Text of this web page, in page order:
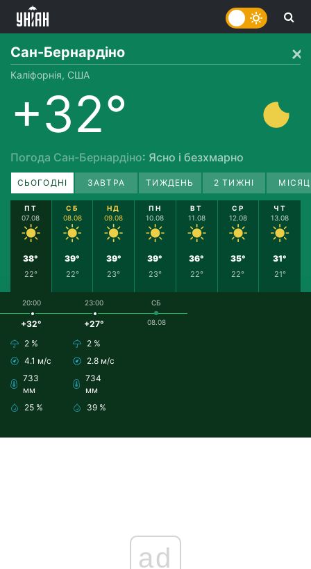
Сан-Бернардіно
Каліфорнія, США
+32°
Погода Сан-Бернардіно: Ясно і безхмарно
СЬОГОДНІ ЗАВТРА ТИЖДЕНЬ 2 ТИЖНІ
ПТ
07.08
38°
22°
СБ
08.08
39°
22°
НД
09.08
39°
23°
ПН
10.08
39°
23°
ВТ
11.08
36°
22°
СР
12.08
35°
22°
ЧТ
13.08
31°
21°
20:00
+32°
2 %
4.1 м/с
733
мм
25 %
23:00
+27°
2 %
2.8 м/с
734
мм
39 %
СБ
08.08
ad